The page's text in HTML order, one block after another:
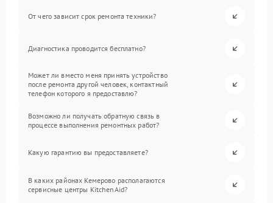
От чего зависит срок ремонта техники?
Диагностика проводится бесплатно?
Может ли вместо меня принять устройство
после ремонта другой человек, контактный
телефон которого я предоставлю?
Возможно ли получать обратную связь в
процессе выполнения ремонтных работ?
Какую гарантию вы предоставляете?
В каких районах Кемерово располагаются
сервисные центры KitchenAid?